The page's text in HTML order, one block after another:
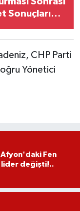
Sonuçları
CHP Parti
Yönetici
Afyon'daki Fen
lider değişti!..